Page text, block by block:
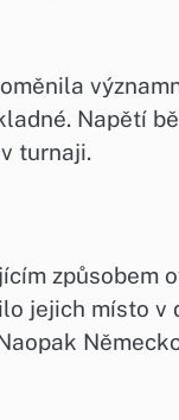
Napětí
turnaji.
způsobem
jejich místo v